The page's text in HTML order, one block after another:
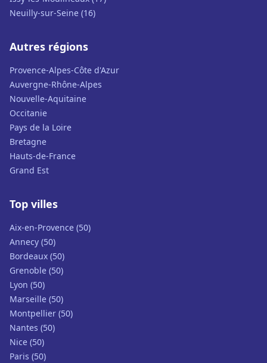
Neuilly-sur-Seine (16)
Autres régions
Provence-Alpes-Côte d'Azur
Auvergne-Rhône-Alpes
Nouvelle-Aquitaine
Occitanie
Pays de la Loire
Bretagne
Hauts-de-France
Grand Est
Top villes
Aix-en-Provence (50)
Annecy (50)
Bordeaux (50)
Grenoble (50)
Lyon (50)
Marseille (50)
Montpellier (50)
Nantes (50)
Nice (50)
Paris (50)